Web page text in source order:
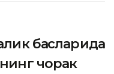
баҳсларида
чорак